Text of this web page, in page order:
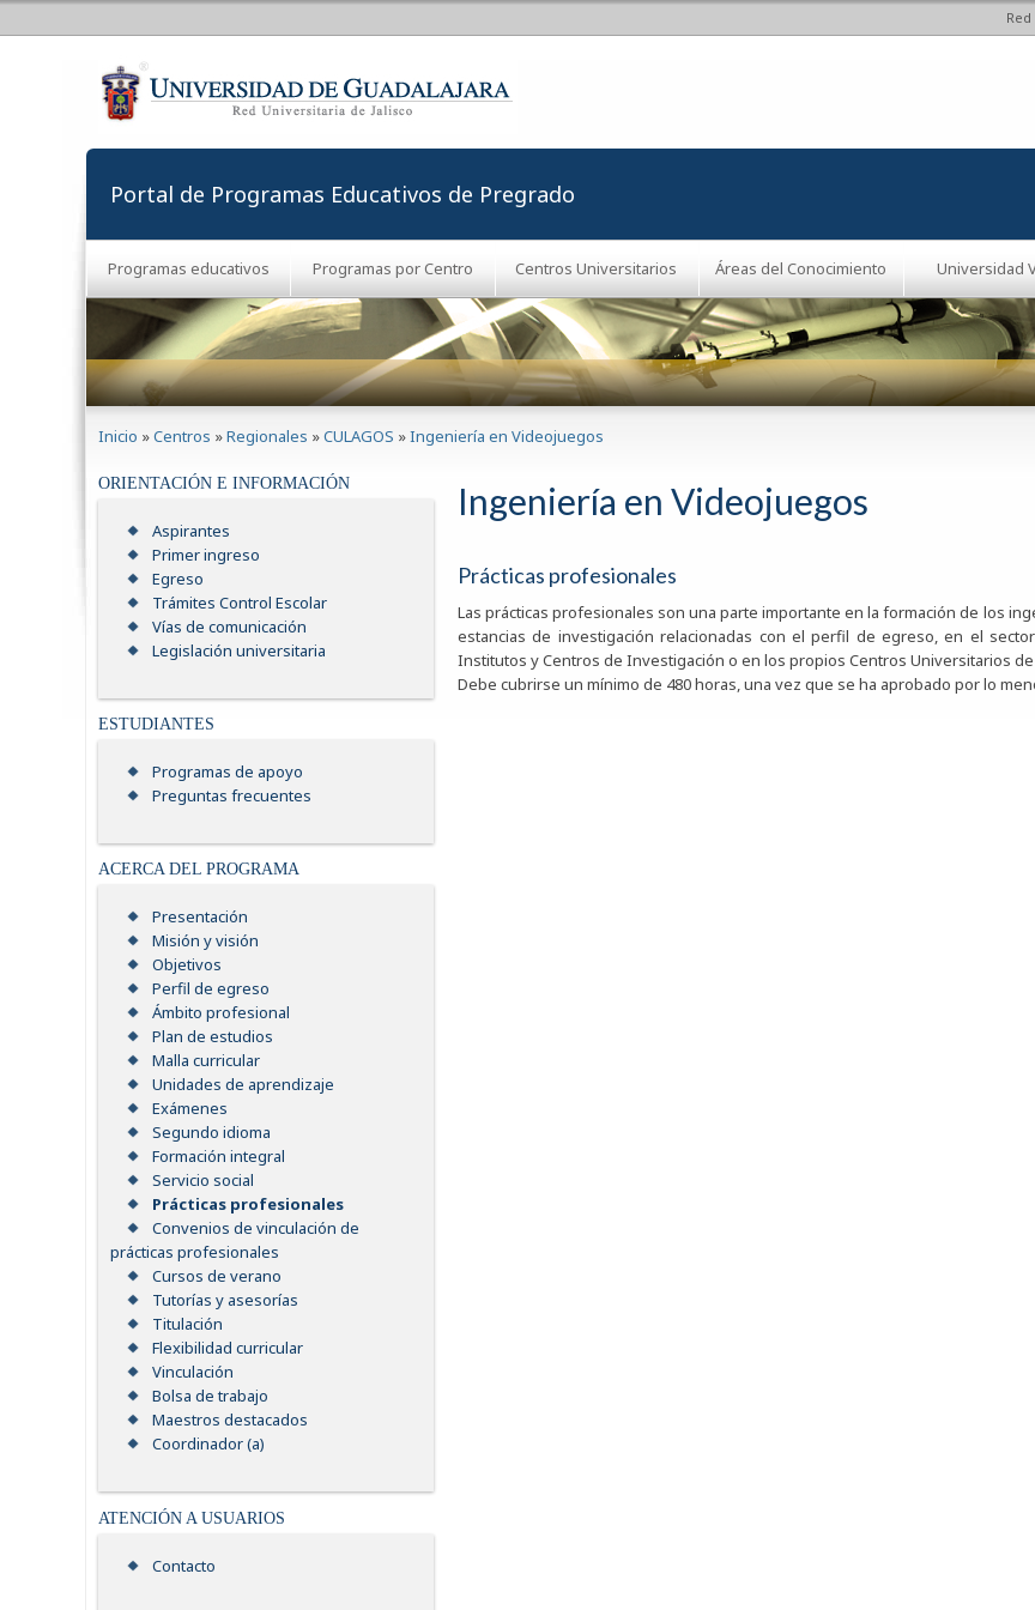
Portal de Programas Educativos de Pregrado
Programas educativos Programas por Centro Centros Universitarios Áreas del Conocimiento Universidad
Inicio »Centros »Regionales »CULAGOS »Ingeniería en Videojuegos
ORIENTACIÓN E INFORMACIÓN
Aspirantes
Primer ingreso
Egreso
Trámites Control Escolar
Vías de comunicación
Legislación universitaria
ESTUDIANTES
Programas de apoyo
Preguntas frecuentes
ACERCA DEL PROGRAMA
Presentación
Misión y visión
Objetivos
Perfil de egreso
Ámbito profesional
Plan de estudios
Malla curricular
Unidades de aprendizaje
Exámenes
Segundo idioma
Formación integral
Servicio social
Prácticas profesionales
Convenios de vinculación de
prácticas profesionales
Cursos de verano
Tutorías y asesorías
Titulación
Flexibilidad curricular
Vinculación
Bolsa de trabajo
Maestros destacados
Coordinador (a)
ATENCIÓN A USUARIOS
Contacto
Ingeniería en Videojuegos
Prácticas profesionales
Las prácticas profesionales son una parte importante en la formación de los
estancias de investigación relacionadas con el perfil de egreso, en el
Institutos y Centros de Investigación o en los propios Centros Universitarios
Debe cubrirse un mínimo de 480 horas, una vez que se ha aprobado por lo